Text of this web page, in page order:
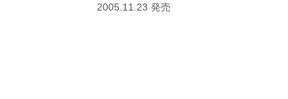
2005.11.23 発売